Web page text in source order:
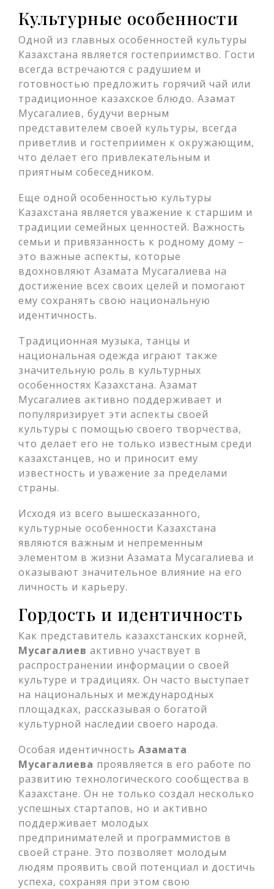
Культурные особенности
Одной из главных особенностей культуры
Казахстана является гостеприимство. Гости
всегда встречаются с радушием и
готовностью предложить горячий чай или
традиционное казахское блюдо. Азамат
Мусагалиев, будучи верным
представителем своей культуры, всегда
приветлив и гостеприимен к окружающим,
что делает его привлекательным и
приятным собеседником.
Еще одной особенностью культуры
Казахстана является уважение к старшим и
традиции семейных ценностей. Важность
семьи и привязанность к родному дому –
это важные аспекты, которые
вдохновляют Азамата Мусагалиева на
достижение всех своих целей и помогают
ему сохранять свою национальную
идентичность.
Традиционная музыка, танцы и
национальная одежда играют также
значительную роль в культурных
особенностях Казахстана. Азамат
Мусагалиев активно поддерживает и
популяризирует эти аспекты своей
культуры с помощью своего творчества,
что делает его не только известным среди
казахстанцев, но и приносит ему
известность и уважение за пределами
страны.
Исходя из всего вышесказанного,
культурные особенности Казахстана
являются важным и непременным
элементом в жизни Азамата Мусагалиева и
оказывают значительное влияние на его
личность и карьеру.
Гордость и идентичность
Как представитель казахстанских корней,
Мусагалиев активно участвует в
распространении информации о своей
культуре и традициях. Он часто выступает
на национальных и международных
площадках, рассказывая о богатой
культурной наследии своего народа.
Особая идентичность Азамата
Мусагалиева проявляется в его работе по
развитию технологического сообщества в
Казахстане. Он не только создал несколько
успешных стартапов, но и активно
поддерживает молодых
предпринимателей и программистов в
своей стране. Это позволяет молодым
людям проявить свой потенциал и достичь
успеха, сохраняя при этом свою